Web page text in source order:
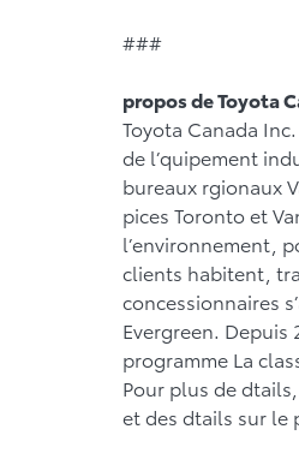
###
propos de Toyota
Toyota Canada
de l’quipement
bureaux rgionaux
pices Toronto et
l’environnement,
clients habitent,
concessionnaires
Evergreen. Depuis
programme La
Pour plus de
et des dtails sur le